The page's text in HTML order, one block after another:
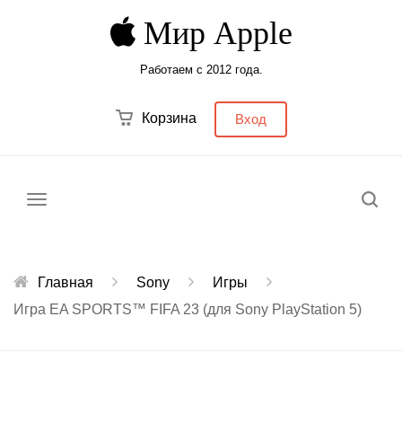
Мир Apple
Работаем с 2012 года.
Корзина Вход
Главная Sony
Игры
Игра EA SPORTS™ FIFA 23 (для Sony PlayStation 5)